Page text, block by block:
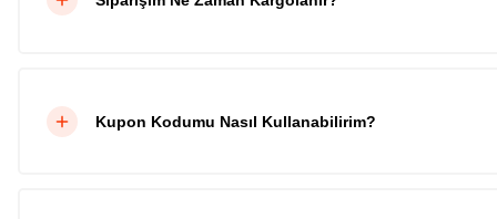
Kupon Kodumu Nasıl Kullanabilirim?